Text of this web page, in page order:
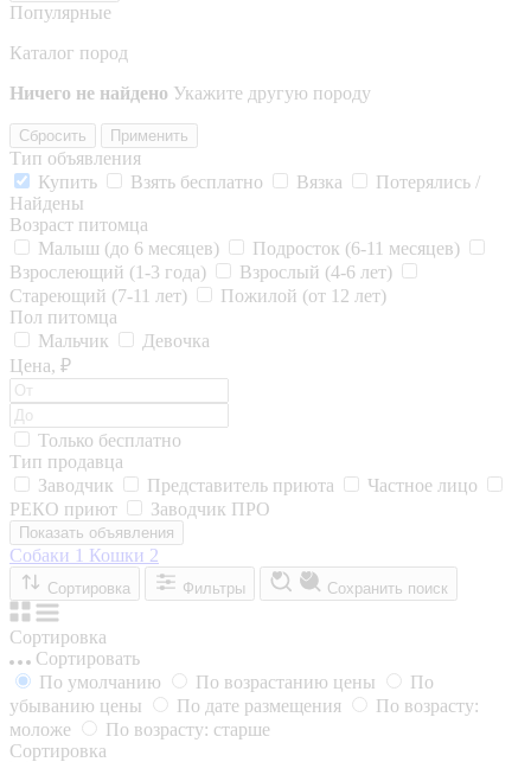
Популярные
Каталог пород
Ничего не найдено Укажите другую породу
Сбросить Применить
Тип объявления
Купить
Взять бесплатно Вязка
Потерялись /
Найдены
Возраст питомца
Малыш (до 6 месяцев)
Подросток (6-11 месяцев)
Взрослеющий (1-3 года)
Взрослый (4-6 лет)
Стареющий (7-11 лет)
Пожилой (от 12 лет)
Пол питомца
Мальчик
Девочка
Цена, ₽
Только бесплатно
Тип продавца
Заводчик
Представитель приюта
Частное лицо
РЕКО приют
Заводчик ПРО
Показать объявления
Собаки 1 Кошки 2
Сортировка Фильтры Сохранить поиск
Сортировка
Сортировать
По умолчанию
По возрастанию цены
По
убыванию цены
По дате размещения
По возрасту:
моложе
По возрасту: старше
Сортировка